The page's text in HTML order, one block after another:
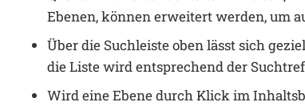
Ebenen, können erweitert werden, um
Über die Suchleiste oben lässt sich
die Liste wird entsprechend der
Wird eine Ebene durch Klick im